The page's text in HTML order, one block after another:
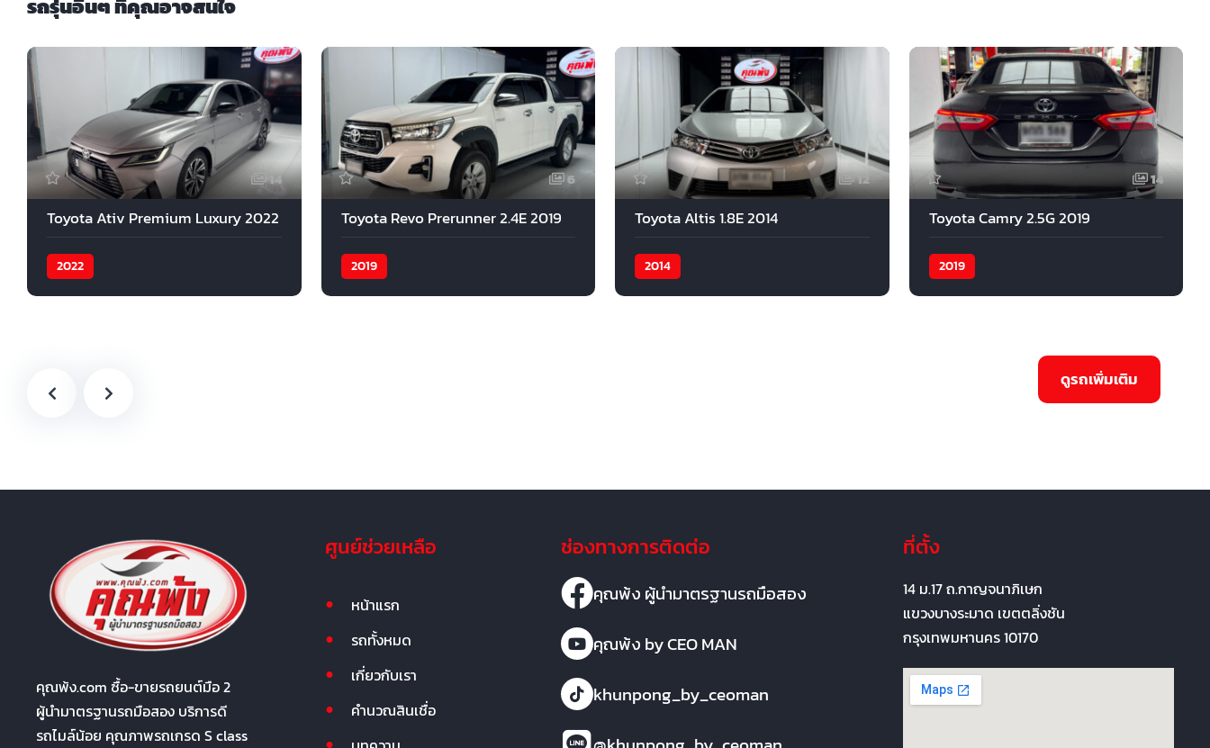
รถรุ่นอื่นๆ ที่คุณอาจสนใจ
14
Toyota Ativ Premium Luxury 2022
2022
6
Toyota Revo Prerunner 2.4E 2019
2019
12
Toyota Altis 1.8E 2014
2014
14
Toyota Camry 2.5G 2019
2019
คุณพ้ง.com ซื้อ-ขายรถยนต์มือ 2
ผู้นำมาตรฐานรถมือสอง บริการดี
รถไมล์น้อย คุณภาพรถเกรด S class
ศูนย์ช่วยเหลือ
หน้าแรก
รถทั้งหมด
เกี่ยวกับเรา
คำนวณสินเชื่อ
ช่องทางการติดต่อ
คุณพ้ง ผู้นำมาตรฐานรถมือสอง
คุณพ้ง by CEO MAN
khunpong_by_ceoman
ที่ตั้ง
14 ม.17 ถ.กาญจนาภิเษก
แขวงบางระมาด เขตตลิ่งชัน
กรุงเทพมหานคร 10170